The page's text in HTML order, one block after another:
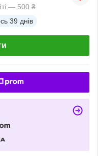
— 500 ₴
39 днів